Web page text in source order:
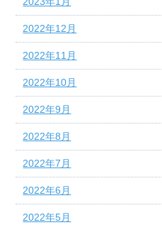
2022年12月
2022年11月
2022年10月
2022年9月
2022年8月
2022年7月
2022年6月
2022年5月